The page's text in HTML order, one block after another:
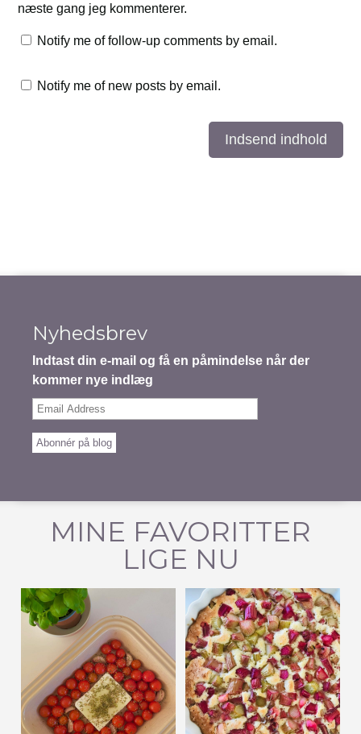
næste gang jeg kommenterer.
Notify me of follow-up comments by email.
Notify me of new posts by email.
Indsend indhold
Nyhedsbrev
Indtast din e-mail og få en påmindelse når der
kommer nye indlæg
Email
Abonnér på blog
MINE FAVORITTER
LIGE NU